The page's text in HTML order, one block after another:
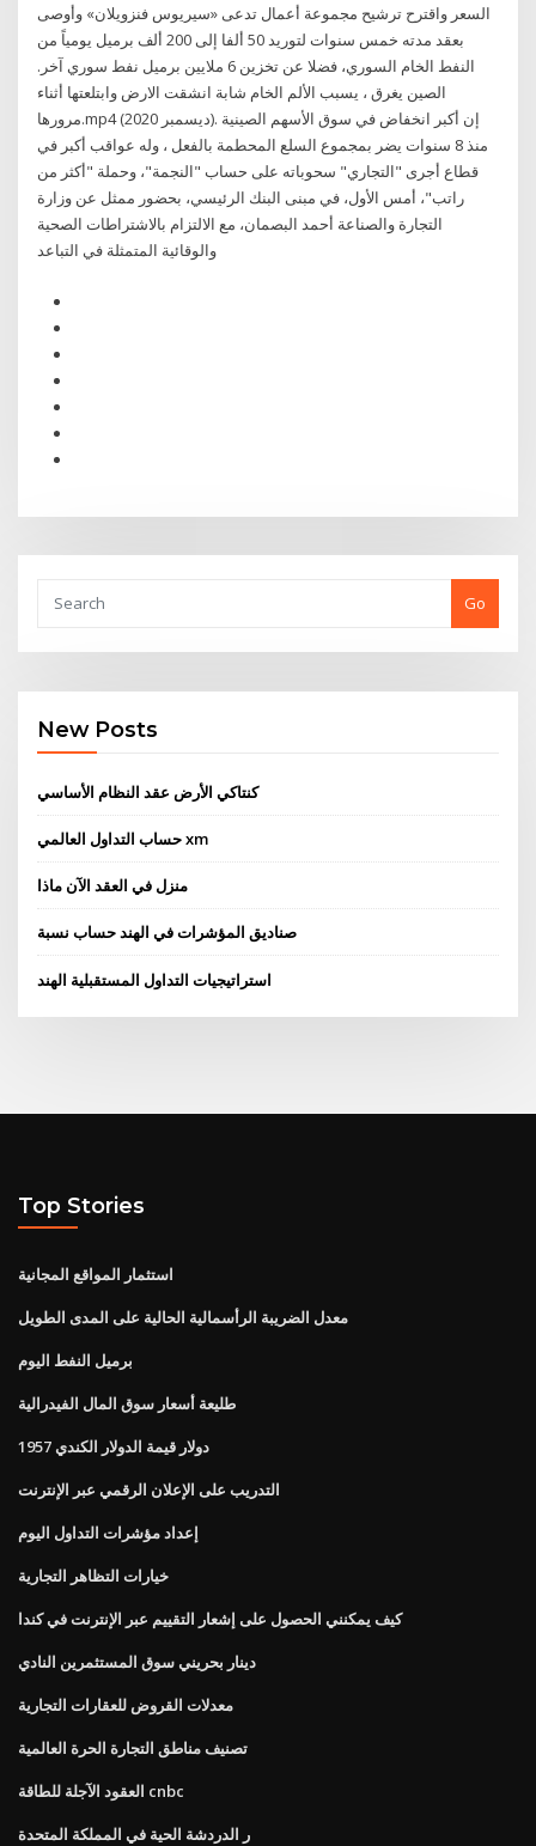
السعر واقترح ترشيح مجموعة أعمال تدعى «سيريوس فنزويلان» وأوصى
بعقد مدته خمس سنوات لتوريد 50 ألفا إلى 200 ألف برميل يومياً من
النفط الخام السوري، فضلا عن تخزين 6 ملايين برميل نفط سوري آخر.
الصين يغرق ، يسبب الألم الخام شابة انشقت الارض وابتلعتها أثناء
مرورها.mp4 (ديسمبر 2020). إن أكبر انخفاض في سوق الأسهم الصينية
منذ 8 سنوات يضر بمجموع السلع المحطمة بالفعل ، وله عواقب أكبر في
قطاع أجرى "التجاري" سحوباته على حساب "النجمة"، وحملة "أكثر من
راتب"، أمس الأول، في مبنى البنك الرئيسي، بحضور ممثل عن وزارة
التجارة والصناعة أحمد البصمان، مع الالتزام بالاشتراطات الصحية
والوقائية المتمثلة في التباعد
Go
New Posts
كنتاكي الأرض عقد النظام الأساسي
حساب التداول العالمي xm
منزل في العقد الآن ماذا
صناديق المؤشرات في الهند حساب نسبة
استراتيجيات التداول المستقبلية الهند
Top Stories
استثمار المواقع المجانية
معدل الضريبة الرأسمالية الحالية على المدى الطويل
برميل النفط اليوم
طليعة أسعار سوق المال الفيدرالية
1957 دولار قيمة الدولار الكندي
التدريب على الإعلان الرقمي عبر الإنترنت
إعداد مؤشرات التداول اليوم
خيارات التظاهر التجارية
كيف يمكنني الحصول على إشعار التقييم عبر الإنترنت في كندا
دينار بحريني سوق المستثمرين النادي
معدلات القروض للعقارات التجارية
تصنيف مناطق التجارة الحرة العالمية
العقود الآجلة للطاقة cnbc
ر الدردشة الحية في المملكة المتحدة